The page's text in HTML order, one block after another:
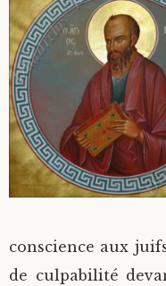
conscience aux
de culpabilité